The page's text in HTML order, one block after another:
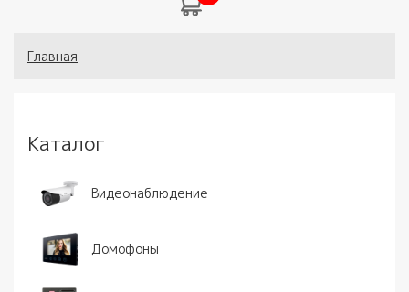
Вы здесь
Главная
Каталог
Видеонаблюдение
Домофоны